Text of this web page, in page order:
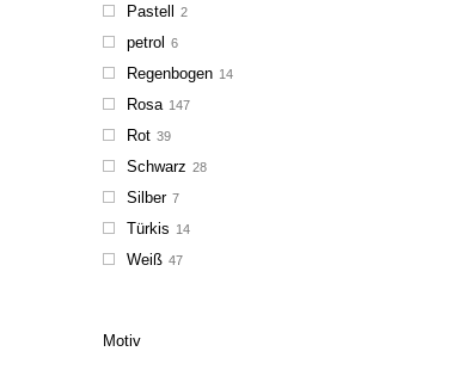
Pastell 2
petrol 6
Regenbogen 14
Rosa 147
Rot 39
Schwarz 28
Silber 7
Türkis 14
Weiß 47
Motiv